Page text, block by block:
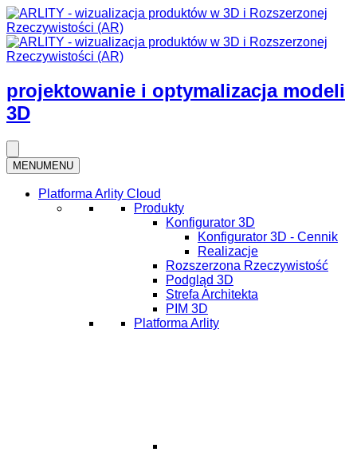
projektowanie i optymalizacja modeli
3D
MENUMENU
Platforma Arlity Cloud
Produkty
Konfigurator 3D
Konfigurator 3D - Cennik
Realizacje
Rozszerzona Rzeczywistość
Podgląd 3D
Strefa Architekta
PIM 3D
Platforma Arlity